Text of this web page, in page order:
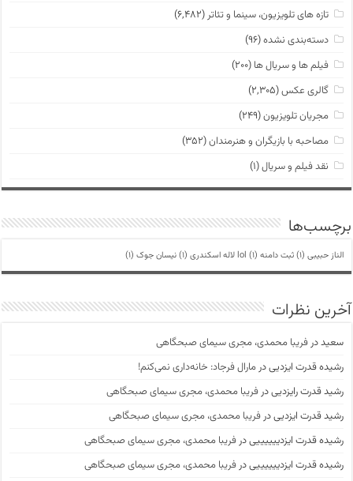
تازه های تلویزیون، سینما و تئاتر (۶,۴۸۲)
دسته‌بندی نشده(۹۶)
فیلم ها و سریال ها (۲۰۰)
گالری عکس(۲,۳۰۵)
مجریان تلویزیون(۲۴۹)
مصاحبه با بازیگران و هنرمندان(۳۵۲)
نقد فیلم و سریال(۱)
برچسب‌ها
الناز حبیبی (1) ثبت دامنه lol (1) لاله اسکندری (1) نیسان جوک (1)
آخرین نظرات
سعیددرفریبا محمدی، مجری سیمای صبحگاهی
رشیده قدرت ایزدییدرمارال فرجاد: خانه‌داری نمی‌کنم!
رشید قدرت رایزدییدرفریبا محمدی، مجری سیمای صبحگاهی
رشید قدرت ایزدییدرفریبا محمدی، مجری سیمای صبحگاهی
رشیده قدرت ایزدیییییییدرفریبا محمدی، مجری سیمای صبحگاهی
رشیده قدرت ایزدیییییییدرفریبا محمدی، مجری سیمای صبحگاهی